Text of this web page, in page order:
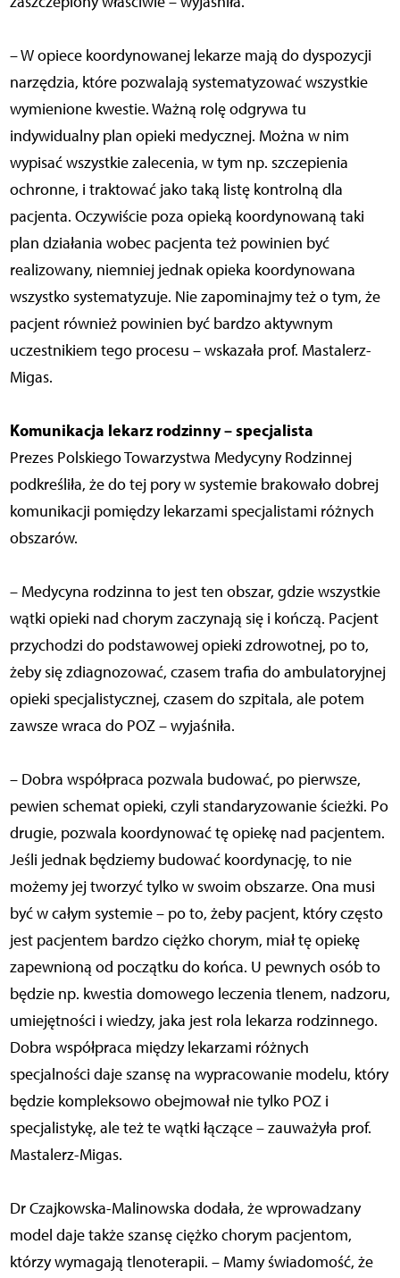
– W opiece koordynowanej lekarze mają do dyspozycji
narzędzia, które pozwalają systematyzować wszystkie
wymienione kwestie. Ważną rolę odgrywa tu
indywidualny plan opieki medycznej. Można w nim
wypisać wszystkie zalecenia, w tym np. szczepienia
ochronne, i traktować jako taką listę kontrolną dla
pacjenta. Oczywiście poza opieką koordynowaną taki
plan działania wobec pacjenta też powinien być
realizowany, niemniej jednak opieka koordynowana
wszystko systematyzuje. Nie zapominajmy też o tym, że
pacjent również powinien być bardzo aktywnym
uczestnikiem tego procesu – wskazała prof. Mastalerz-
Migas.
Komunikacja lekarz rodzinny – specjalista
Prezes Polskiego Towarzystwa Medycyny Rodzinnej
podkreśliła, że do tej pory w systemie brakowało dobrej
komunikacji pomiędzy lekarzami specjalistami różnych
obszarów.
– Medycyna rodzinna to jest ten obszar, gdzie wszystkie
wątki opieki nad chorym zaczynają się i kończą. Pacjent
przychodzi do podstawowej opieki zdrowotnej, po to,
żeby się zdiagnozować, czasem trafia do ambulatoryjnej
opieki specjalistycznej, czasem do szpitala, ale potem
zawsze wraca do POZ – wyjaśniła.
– Dobra współpraca pozwala budować, po pierwsze,
pewien schemat opieki, czyli standaryzowanie ścieżki. Po
drugie, pozwala koordynować tę opiekę nad pacjentem.
Jeśli jednak będziemy budować koordynację, to nie
możemy jej tworzyć tylko w swoim obszarze. Ona musi
być w całym systemie – po to, żeby pacjent, który często
jest pacjentem bardzo ciężko chorym, miał tę opiekę
zapewnioną od początku do końca. U pewnych osób to
będzie np. kwestia domowego leczenia tlenem, nadzoru,
umiejętności i wiedzy, jaka jest rola lekarza rodzinnego.
Dobra współpraca między lekarzami różnych
specjalności daje szansę na wypracowanie modelu, który
będzie kompleksowo obejmował nie tylko POZ i
specjalistykę, ale też te wątki łączące – zauważyła prof.
Mastalerz-Migas.
Dr Czajkowska-Malinowska dodała, że wprowadzany
model daje także szansę ciężko chorym pacjentom,
którzy wymagają tlenoterapii. – Mamy świadomość, że